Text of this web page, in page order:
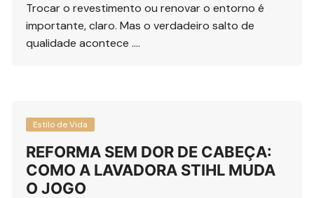
Trocar o revestimento ou renovar o entorno é
importante, claro. Mas o verdadeiro salto de
qualidade acontece ….
Estilo de Vida
REFORMA SEM DOR DE CABEÇA:
COMO A LAVADORA STIHL MUDA
O JOGO